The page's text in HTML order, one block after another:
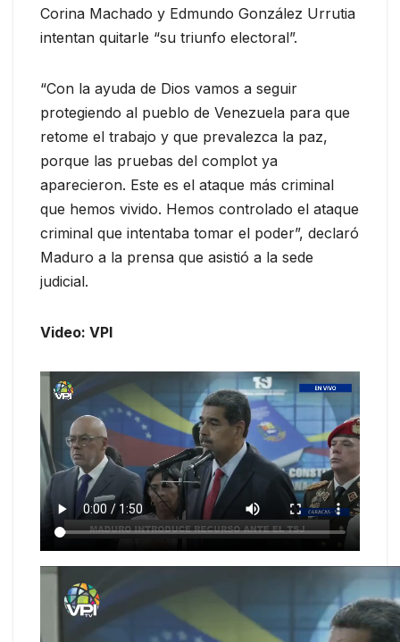
Corina Machado y Edmundo González Urrutia
intentan quitarle “su triunfo electoral”.
“Con la ayuda de Dios vamos a seguir
protegiendo al pueblo de Venezuela para que
retome el trabajo y que prevalezca la paz,
porque las pruebas del complot ya
aparecieron. Este es el ataque más criminal
que hemos vivido. Hemos controlado el ataque
criminal que intentaba tomar el poder”, declaró
Maduro a la prensa que asistió a la sede
judicial.
Video: VPI